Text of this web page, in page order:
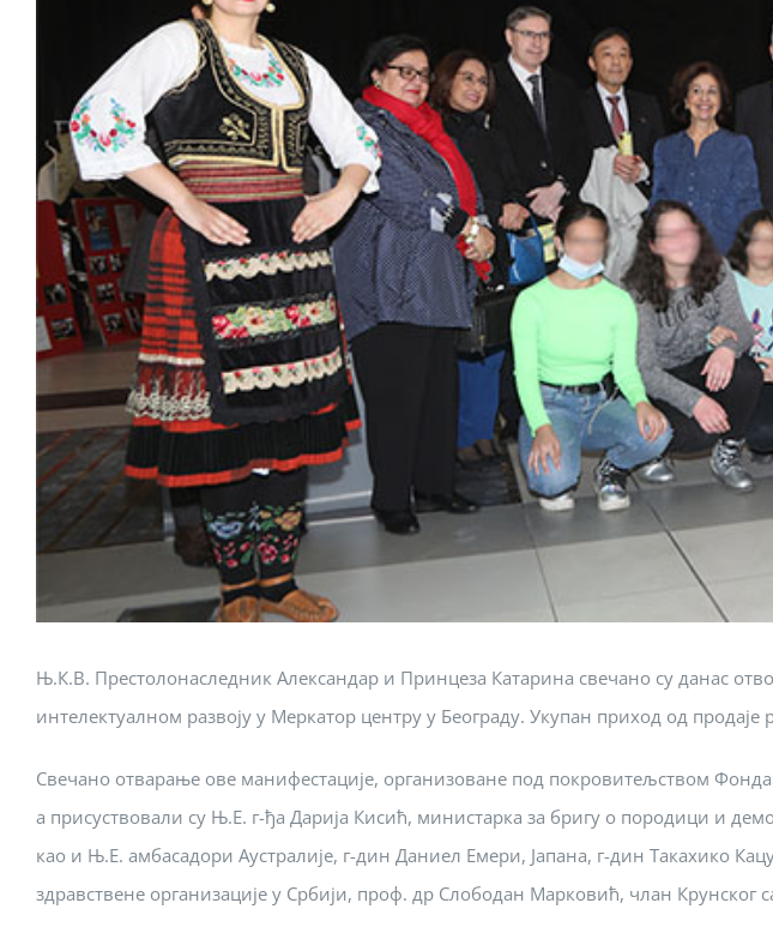
Њ.К.В. Престолонаследник Александар и Принцеза Катарина свечано су данас
интелектуалном развоју у Меркатор центру у Београду. Укупан приход од
Свечано отварање ове манифестације, организоване под покровитељством
а присуствовали су Њ.Е. г-ђа Дарија Кисић, министарка за бригу о породици и
као и Њ.Е. амбасадори Аустралије, г-дин Даниел Емери, Јапана, г-дин Такахико
здравствене организације у Србији, проф. др Слободан Марковић, члан Крунског